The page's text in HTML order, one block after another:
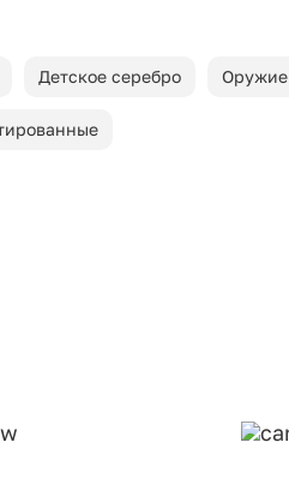
Детское серебро Оружие